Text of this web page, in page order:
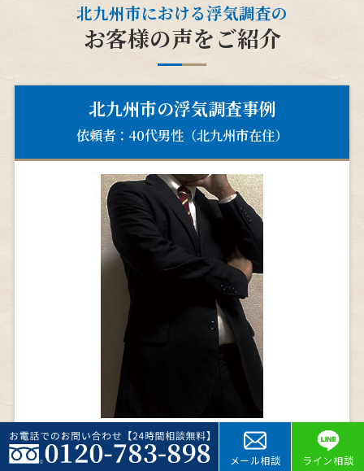
北九州市における浮気調査の
お客様の声をご紹介
北九州市の浮気調査事例
依頼者：40代男性（北九州市在住）
相談内容
メール相談 ライン相談